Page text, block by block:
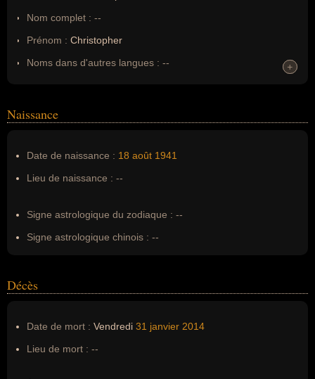
Nom complet : --
Prénom : Christopher
Noms dans d'autres langues : --
Nom de famille :Christopher Jones
+
+
Naissance
Date de naissance : 18 août 1941
Lieu de naissance : --
Signe astrologique du zodiaque : --
Signe astrologique chinois : --
Décès
Date de mort : Vendredi 31 janvier 2014
Lieu de mort : --